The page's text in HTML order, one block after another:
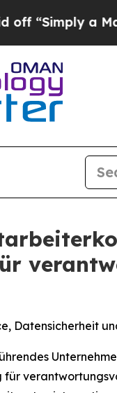
a Math
Datensicherheit